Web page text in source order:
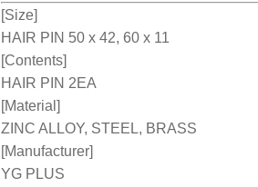
[Size]
HAIR PIN 50 x 42, 60 x 11
[Contents]
HAIR PIN 2EA
[Material]
ZINC ALLOY, STEEL, BRASS
[Manufacturer]
YG PLUS